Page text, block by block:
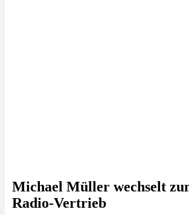
Michael Müller wechselt
Radio-Vertrieb